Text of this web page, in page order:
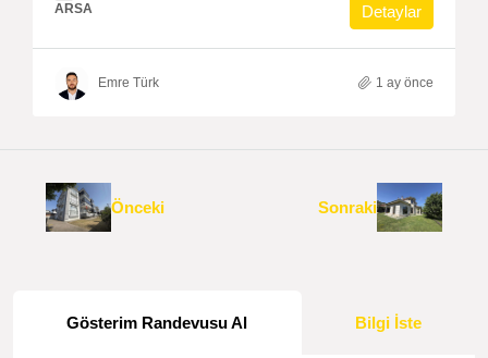
ARSA Detaylar
Emre Türk 1 ay önce
Önceki Sonraki
Gösterim Randevusu Al Bilgi İste